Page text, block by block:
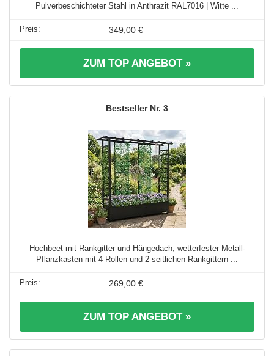
Pulverbeschichteter Stahl in Anthrazit RAL7016 | Witte ...
349,00 €
ZUM TOP ANGEBOT »
3
Hochbeet mit Rankgitter und Hängedach, wetterfester Metall-
Pflanzkasten mit 4 Rollen und 2 seitlichen Rankgittern ...
269,00 €
ZUM TOP ANGEBOT »